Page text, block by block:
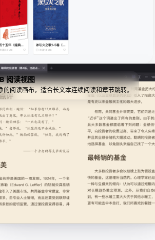
阅读视图
的阅读画布，适合长文本连续阅读和章节跳转。